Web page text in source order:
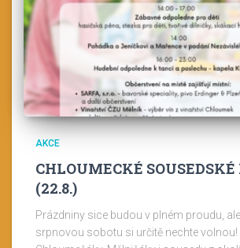
AKCE
CHLOUMECKÉ SOUSEDSKÉ
(22.8.)
Prázdniny sice budou v plném proudu,
srpnovou sobotu si určitě nechte volnou!